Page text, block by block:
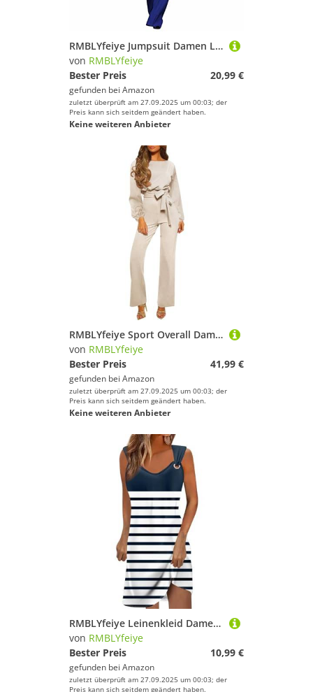
RMBLYfeiye Jumpsuit Damen Lang Rundhals Schulterfrei Elegant Für Hochzeit Hohe Taille Mesh Cover Mit Geradem Bein Hosenanzug Business Festlich
von RMBLYfeiye
Bester Preis
20,99 €
gefunden bei Amazon
zuletzt überprüft am 27.09.2025 um 00:03; der
Preis kann sich seitdem geändert haben.
Keine weiteren Anbieter
RMBLYfeiye Sport Overall Damen Nahtloser Jumpsuit Lang Ehrenkind Walkoverall Boot-Ausschnitt Einfarbiges Festlich Hosenanzug Langarm Straight Leg Mit Gürtel Roter
von RMBLYfeiye
Bester Preis
41,99 €
gefunden bei Amazon
zuletzt überprüft am 27.09.2025 um 00:03; der
Preis kann sich seitdem geändert haben.
Keine weiteren Anbieter
RMBLYfeiye Leinenkleid Damen Sommer Truth and Fable Kleid Italienische Kleider A Linien Tunika Indische Kleidung Rückenfrei
von RMBLYfeiye
Bester Preis
10,99 €
gefunden bei Amazon
zuletzt überprüft am 27.09.2025 um 00:03; der
Preis kann sich seitdem geändert haben.